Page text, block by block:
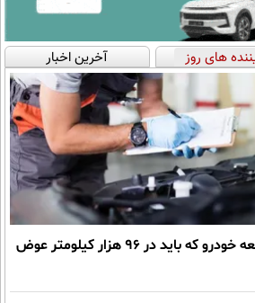
های روز آخرین اخبار
۵ قطعه خودرو که باید در ۹۶ هزار کیلومتر عوض